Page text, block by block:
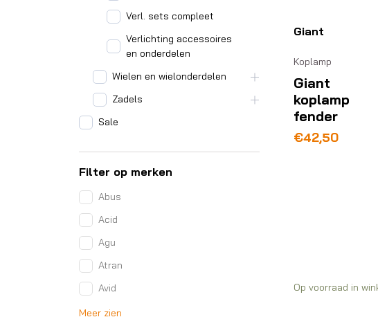
Verl. sets compleet
Verlichting accessoires
en onderdelen
Wielen en wielonderdelen
Zadels
Sale
Filter op merken
Abus
Acid
Agu
Atran
Avid
Meer zien
Giant
Koplamp
Giant
koplamp
fender
€42,50
Op voorraad in